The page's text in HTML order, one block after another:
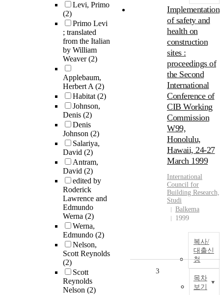
Levi, Primo
(2)
Primo Levi
; translated
from the Italian
by William
Weaver(2)
Applebaum,
Herbert A(2)
Habitat(2)
Johnson,
Denis (2)
Denis
Johnson (2)
Salariya,
David (2)
Antram,
David (2)
edited by
Roderick
Lawrence and
Edmundo
Werna (2)
Werna,
Edmundo (2)
Nelson,
Scott Reynolds
(2)
Scott
Reynolds
Nelson (2)
Implementation
of safety and
health on
construction
sites :
proceedings of
the Second
International
Conference of
CIB Working
Commission
W99,
Honolulu,
Hawaii, 24-27
March 1999
International
Council for
Building Research,
Studi
Balkema
1999
복사/
대출신
청
목차
보기
3